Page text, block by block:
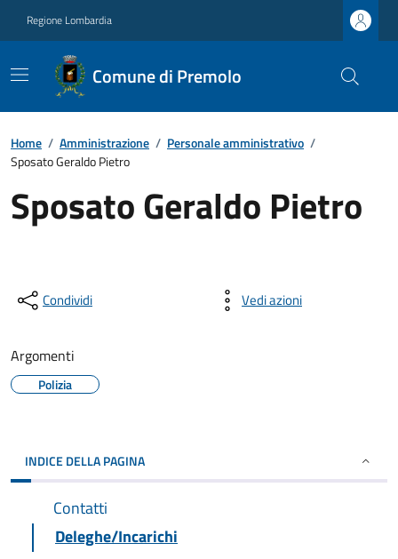
Regione Lombardia
Comune di Premolo
Home / Amministrazione / Personale amministrativo /
Sposato Geraldo Pietro
Sposato Geraldo Pietro
Condividi Vedi azioni
Argomenti
Polizia
INDICE DELLA PAGINA
Contatti
Deleghe/Incarichi